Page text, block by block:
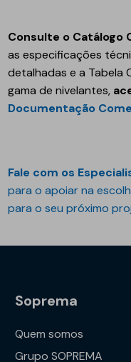
Consulte o Catálogo
as especificações
detalhadas e a Tabela
gama de nivelantes,
Documentação
Fale com os
para o apoiar na
para o seu próximo
Soprema
Quem somos
Grupo SOPREMA